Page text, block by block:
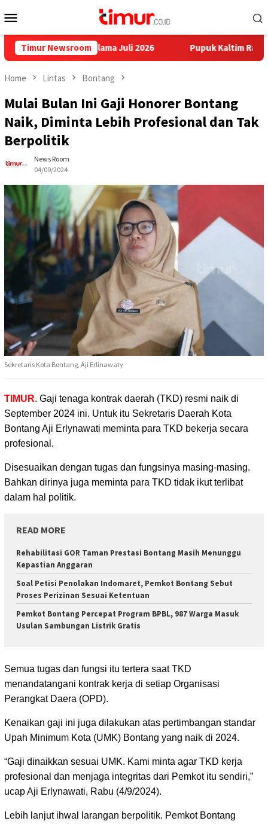
to
Menu
Timur Newsroom
Selama Juli 2026 Pupuk Kaltim Raih
Home Lintas Bontang
Mulai Bulan Ini Gaji Honorer Bontang
Naik, Diminta Lebih Profesional dan Tak
Berpolitik
News Room
04/09/2024
Sekretaris Kota Bontang, Aji Erlinawaty
TIMUR. Gaji tenaga kontrak daerah (TKD) resmi naik di
September 2024 ini. Untuk itu Sekretaris Daerah Kota
Bontang Aji Erlynawati meminta para TKD bekerja secara
profesional.
Disesuaikan dengan tugas dan fungsinya masing-masing.
Bahkan dirinya juga meminta para TKD tidak ikut terlibat
dalam hal politik.
READ MORE
Rehabilitasi GOR Taman Prestasi Bontang Masih Menunggu
Kepastian Anggaran
Soal Petisi Penolakan Indomaret, Pemkot Bontang Sebut
Proses Perizinan Sesuai Ketentuan
Pemkot Bontang Percepat Program BPBL, 987 Warga Masuk
Usulan Sambungan Listrik Gratis
Semua tugas dan fungsi itu tertera saat TKD
menandatangani kontrak kerja di setiap Organisasi
Perangkat Daera (OPD).
Kenaikan gaji ini juga dilakukan atas pertimbangan standar
Upah Minimum Kota (UMK) Bontang yang naik di 2024.
“Gaji dinaikkan sesuai UMK. Kami minta agar TKD kerja
profesional dan menjaga integritas dari Pemkot itu sendiri,”
ucap Aji Erlynawati, Rabu (4/9/2024).
Lebih lanjut ihwal larangan berpolitik. Pemkot Bontang